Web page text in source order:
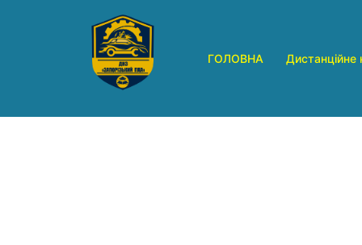
ГОЛОВНА Дистанційне